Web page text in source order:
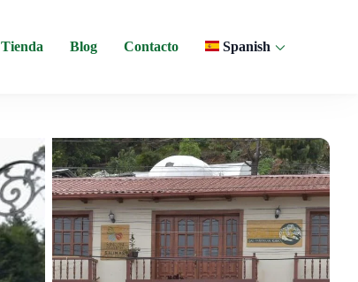
Tienda Blog Contacto Spanish